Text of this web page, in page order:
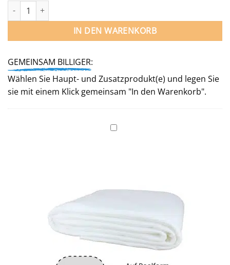
Poolfolie OVAL 614 x 300 / 150 cm für Stahlwandpool Menge
IN DEN WARENKORB
GEMEINSAM BILLIGER:
Wählen Sie Haupt- und Zusatzprodukt(e) und legen Sie
sie mit einem Klick gemeinsam "In den Warenkorb".
Unterlegvlies